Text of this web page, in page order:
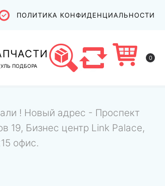
ПОЛИТИКА КОНФИДЕНЦИАЛЬНОСТИ
ПОДБОРА
0
! Новый адрес - Проспект
19, Бизнес центр Link Palace,
офис.